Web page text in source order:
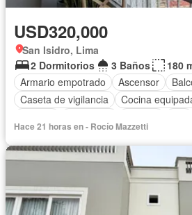
USD320,000
San Isidro, Lima
2 Dormitorios
3 Baños
180
Armario empotrado
Ascensor
Caseta de vigilancia
Cocina
Hace 21 horas en - Rocío Mazzetti